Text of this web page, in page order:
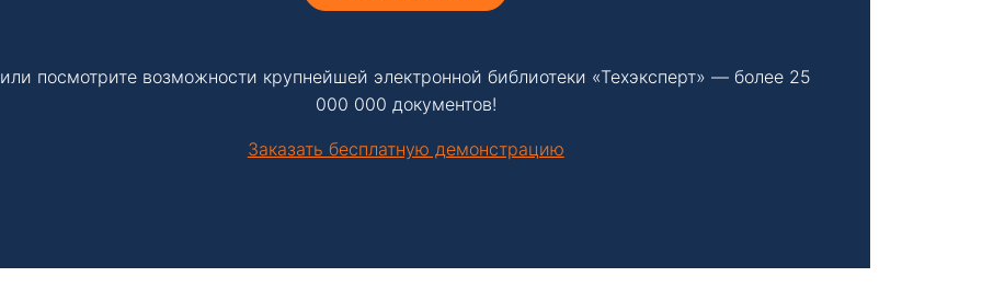
или посмотрите возможности крупнейшей электронной библиотеки «Техэксперт» — более 25
000 000 документов!
Заказать бесплатную демонстрацию